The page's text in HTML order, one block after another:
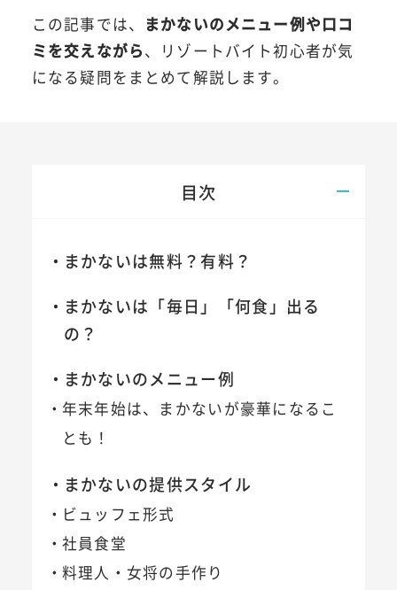
この記事では、
まかないのメニュー例や口コ
ミを交えながら、リゾートバイト初心者が気
になる疑問をまとめて解説します。
目次
まかないは無料？有料？
まかないは「毎日」「何食」出る
の？
まかないのメニュー例
年末年始は、まかないが豪華になるこ
とも！
まかないの提供スタイル
ビュッフェ形式
社員食堂
料理人・女将の手作り